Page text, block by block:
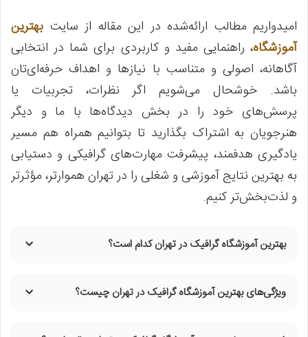
امیدواریم مطالب ارائه‌شده در این مقاله از سایت بهترین
آموزشگاه، راهنمایی مفید و کاربردی برای شما در انتخابی
آگاهانه، اصولی و متناسب با نیازها و اهداف حرفه‌ای‌تان
باشد. خوشحال می‌شویم اگر نظرات، تجربیات یا
پرسش‌های خود را در بخش دیدگاه‌ها با ما و دیگر
هنرجویان به اشتراک بگذارید تا بتوانیم همراه هم مسیر
یادگیری هدفمند، پیشرفت مهارت‌های گرافیکی و دستیابی
به بهترین نتایج آموزشی و شغلی را در تهران هموارتر، مؤثرتر
و لذت‌بخش‌تر کنیم.
بهترین آموزشگاه گرافیک در تهران کدام است؟
ویژگی‌های بهترین آموزشگاه گرافیک در تهران چیست؟